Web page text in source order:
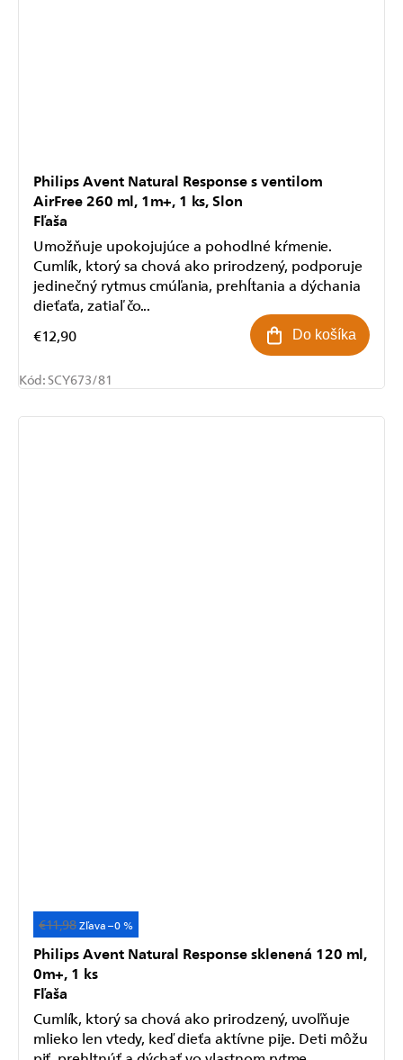
Philips Avent Natural Response s ventilom
AirFree 260 ml, 1m+, 1 ks, Slon
Fľaša
€12,90 Do košíka
Umožňuje upokojujúce a pohodlné kŕmenie.
Cumlík, ktorý sa chová ako prirodzený, podporuje
jedinečný rytmus cmúľania, prehĺtania a dýchania
dieťaťa, zatiaľ čo...
Kód:SCY673/81
€11,98 –0 %
Philips Avent Natural Response sklenená 120 ml,
0m+, 1 ks
Fľaša
Cumlík, ktorý sa chová ako prirodzený, uvoľňuje
mlieko len vtedy, keď dieťa aktívne pije. Deti môžu